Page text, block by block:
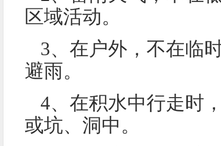
区域活动。
3、在户外，不在临
避雨。
4、在积水中行走时
或坑、洞中。